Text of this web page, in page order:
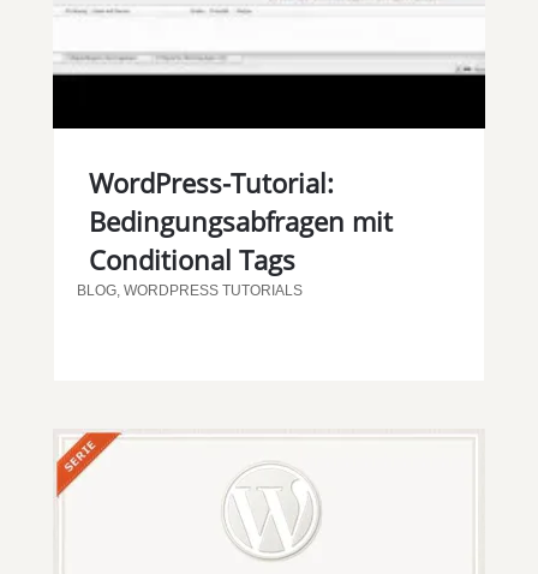
WordPress-Tutorial:
Bedingungsabfragen mit
Conditional Tags
BLOG, WORDPRESS TUTORIALS